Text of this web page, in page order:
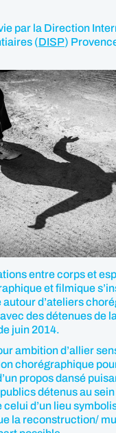
par la Direction
(DISP)
entre corps et
et filmique
d’ateliers
des détenues de
juin 2014.
ambition d’allier
chorégraphique
propos dansé
détenus au sein
d’un lieu
la reconstruction/